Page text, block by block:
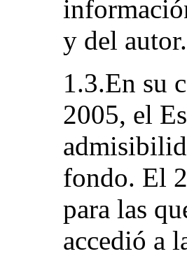
y del autor.
1.3.En su
2005, el
fondo. El
para las
accedió a